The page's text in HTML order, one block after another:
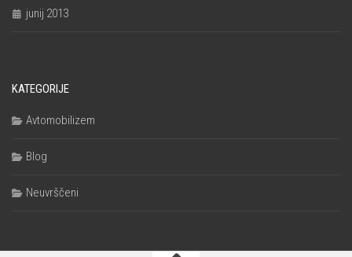
junij 2013
KATEGORIJE
Avtomobilizem
Blog
Neuvrščeni